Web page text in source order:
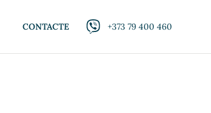
CONTACTE +373 79 400 460